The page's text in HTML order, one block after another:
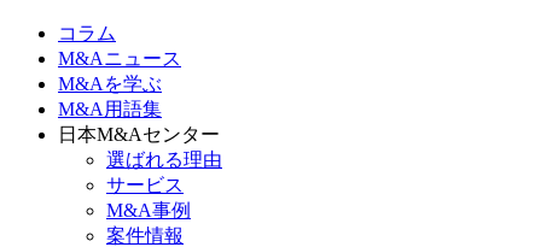
コラム
M&Aニュース
M&Aを学ぶ
M&A用語集
日本M&Aセンター
選ばれる理由
サービス
M&A事例
案件情報